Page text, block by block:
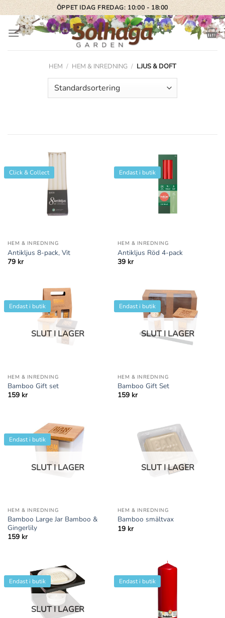
Skip
to
content
ÖPPET IDAG FREDAG: 10:00 - 18:00
HEM / HEM & INREDNING / LJUS & DOFT
Click & Collect
HEM & INREDNING
Antikljus 8-pack, Vit
79 kr
Endast i butik
HEM & INREDNING
Antikljus Röd 4-pack
39 kr
Endast i butik
SLUT I LAGER
HEM & INREDNING
Bamboo Gift set
159 kr
Endast i butik
SLUT I LAGER
HEM & INREDNING
Bamboo Gift Set
159 kr
Endast i butik
SLUT I LAGER
HEM & INREDNING
Bamboo Large Jar Bamboo &
Gingerlily
159 kr
SLUT I LAGER
HEM & INREDNING
Bamboo smältvax
19 kr
Endast i butik
SLUT I LAGER
Endast i butik